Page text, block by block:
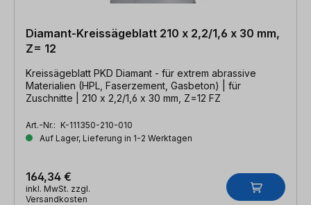
Diamant-Kreissägeblatt 210 x 2,2/1,6 x 30 mm,
Z= 12
Kreissägeblatt PKD Diamant - für extrem abrassive
Materialien (HPL, Faserzement, Gasbeton) | für
Zuschnitte | 210 x 2,2/1,6 x 30 mm, Z=12 FZ
Art.-Nr.: K-111350-210-010
Auf Lager, Lieferung in 1-2 Werktagen
164,34 €
inkl. MwSt. zzgl.
Versandkosten